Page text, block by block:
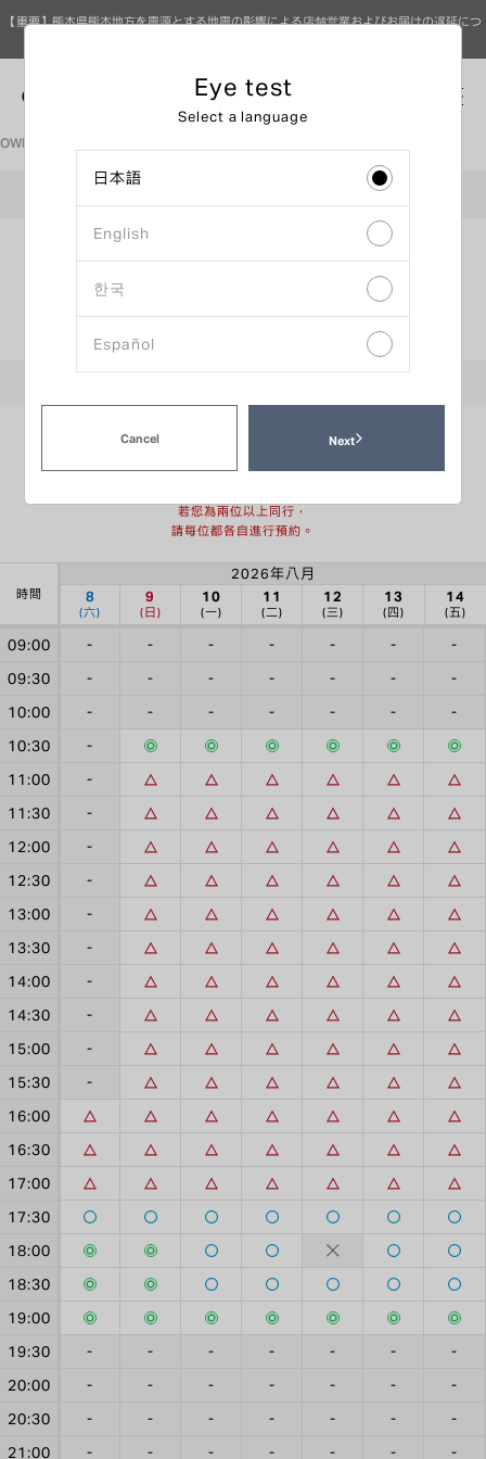
【重要】熊本県熊本地方を震源とする地震の影響による店舗営業およびお届けの遅延につ
OWNDAYS眼鏡公司首頁
時間選擇 輸入資料 確認內容
前一週 下一週
若您為兩位以上同行，
請每位都各自進行預約。
時間
2026年八月
8
(六)
9
(日)
10
(一)
11
(二)
12
(三)
13
(四)
14
(五)
09:00 - - - - - - -
09:30 - - - - - - -
10:00 - - - - - - -
10:30 -
11:00 -
11:30 -
12:00 -
12:30 -
13:00 -
13:30 -
14:00 -
14:30 -
15:00 -
15:30 -
16:00
16:30
17:00
17:30
18:00
18:30
19:00
19:30 - - - - - - -
20:00 - - - - - - -
20:30 - - - - - - -
21:00 - - - - - - -
Eye test
Select a language
日本語
English
한국
Español
Cancel Next